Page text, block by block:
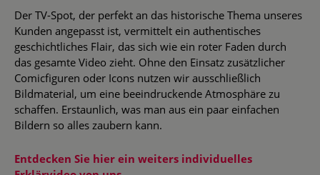
Der TV-Spot, der perfekt an das historische Thema unseres
Kunden angepasst ist, vermittelt ein authentisches
geschichtliches Flair, das sich wie ein roter Faden durch
das gesamte Video zieht. Ohne den Einsatz zusätzlicher
Comicfiguren oder Icons nutzen wir ausschließlich
Bildmaterial, um eine beeindruckende Atmosphäre zu
schaffen. Erstaunlich, was man aus ein paar einfachen
Bildern so alles zaubern kann.
Entdecken Sie hier ein weiters individuelles